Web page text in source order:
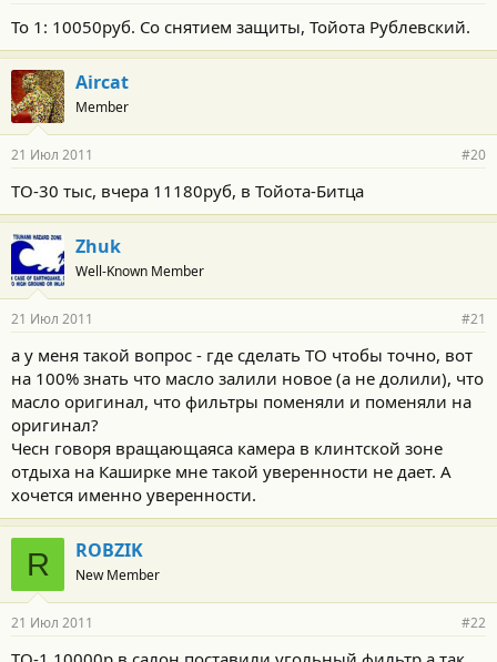
То 1: 10050руб. Со снятием защиты, Тойота Рублевский.
Aircat
Member
21 Июл 2011 #20
ТО-30 тыс, вчера 11180руб, в Тойота-Битца
Zhuk
Well-Known Member
21 Июл 2011 #21
а у меня такой вопрос - где сделать ТО чтобы точно, вот
на 100% знать что масло залили новое (а не долили), что
масло оригинал, что фильтры поменяли и поменяли на
оригинал?
Чесн говоря вращающаяса камера в клинтской зоне
отдыха на Каширке мне такой уверенности не дает. А
хочется именно уверенности.
R ROBZIK
New Member
21 Июл 2011 #22